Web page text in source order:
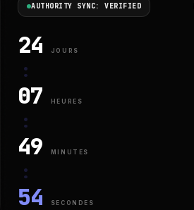
AUTHORITY SYNC: VERIFIED
24 JOURS
:
07 HEURES
:
49 MINUTES
:
53 SECONDES